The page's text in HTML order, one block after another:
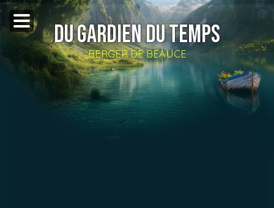
DU GARDIEN DU TEMPS
BERGER DE BEAUCE